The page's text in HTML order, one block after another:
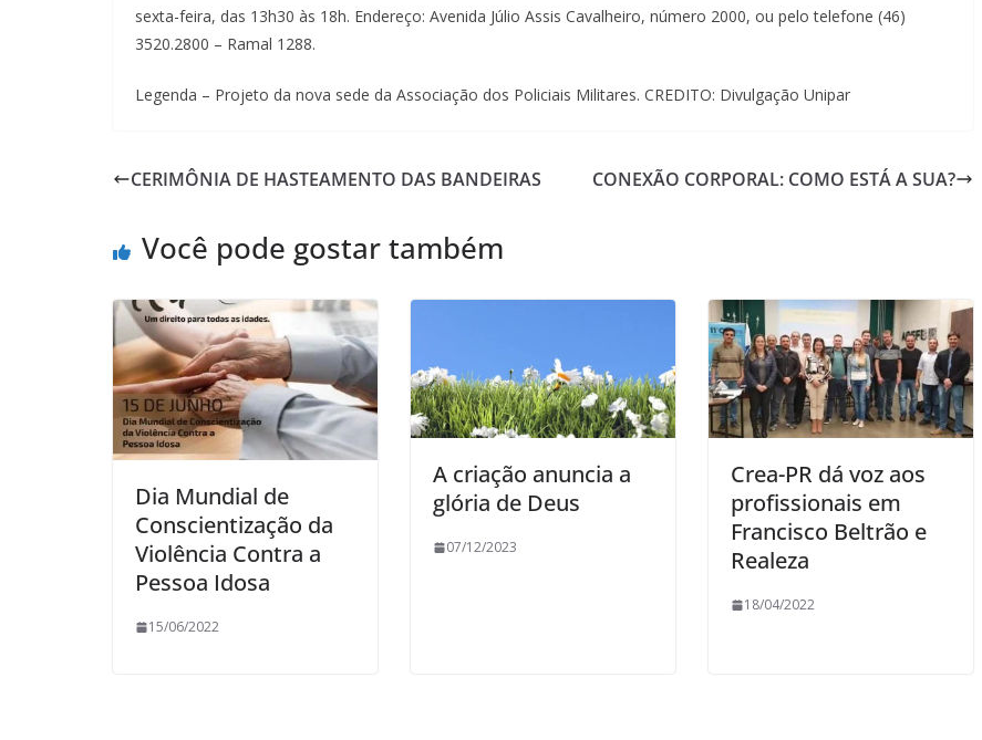
sexta-feira, das 13h30 às 18h. Endereço: Avenida Júlio Assis Cavalheiro, número 2000, ou pelo telefone (46)
3520.2800 – Ramal 1288.
Legenda – Projeto da nova sede da Associação dos Policiais Militares. CREDITO: Divulgação Unipar
CERIMÔNIA DE HASTEAMENTO DAS BANDEIRAS CONEXÃO CORPORAL: COMO ESTÁ A SUA?
Você pode gostar também
Dia Mundial de
Conscientização da
Violência Contra a
Pessoa Idosa
15/06/2022
A criação anuncia a
glória de Deus
07/12/2023
Crea-PR dá voz aos
profissionais em
Francisco Beltrão e
Realeza
18/04/2022